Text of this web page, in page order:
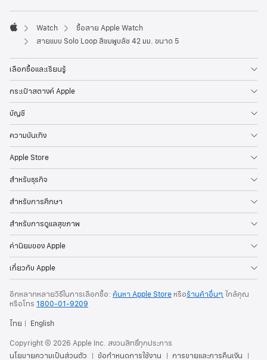
Apple
Watch
ซื้อสาย Apple Watch
สายแบบ Solo Loop สีชมพูบลัช 42 มม. ขนาด 5
เลือกซื้อและเรียนรู้
กระเป๋าสตางค์ Apple
บัญชี
ความบันเทิง
Apple Store
สำหรับธุรกิจ
สำหรับการศึกษา
สำหรับการดูแลสุขภาพ
ค่านิยมของ Apple
เกี่ยวกับ Apple
อีกหลากหลายวิธีในการเลือกซื้อ: ค้นหา Apple Store หรือร้านค้าอื่นๆ ใกล้คุณ
หรือโทร 1800-01-9209
ไทย
English
Copyright © 2026 Apple Inc. สงวนสิทธิ์ทุกประการ
นโยบายความเป็นส่วนตัว
ข้อกำหนดการใช้งาน การขายและการคืนเงิน